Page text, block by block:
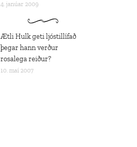
4. janúar 2009
Ætli Hulk geti ljóstillífað
þegar hann verður
rosalega reiður?
10. maí 2007